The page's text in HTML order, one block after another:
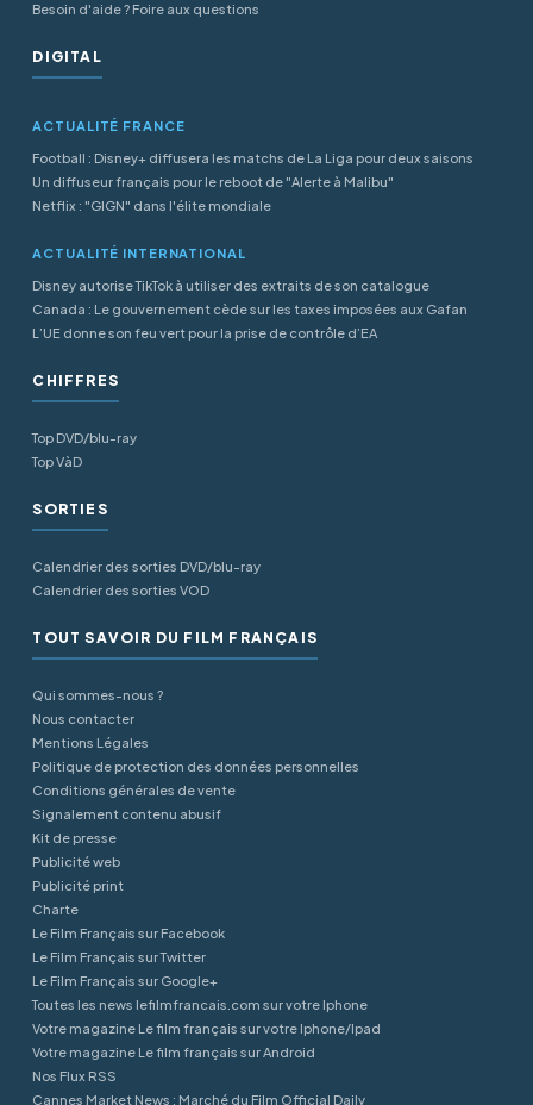
Besoin d'aide ? Foire aux questions
DIGITAL
ACTUALITÉ FRANCE
Football : Disney+ diffusera les matchs de La Liga pour deux saisons
Un diffuseur français pour le reboot de "Alerte à Malibu"
Netflix : "GIGN" dans l'élite mondiale
ACTUALITÉ INTERNATIONAL
Disney autorise TikTok à utiliser des extraits de son catalogue
Canada : Le gouvernement cède sur les taxes imposées aux Gafan
L’UE donne son feu vert pour la prise de contrôle d’EA
CHIFFRES
Top DVD/blu-ray
Top VàD
SORTIES
Calendrier des sorties DVD/blu-ray
Calendrier des sorties VOD
TOUT SAVOIR DU FILM FRANÇAIS
Qui sommes-nous ?
Nous contacter
Mentions Légales
Politique de protection des données personnelles
Conditions générales de vente
Signalement contenu abusif
Kit de presse
Publicité web
Publicité print
Charte
Le Film Français sur Facebook
Le Film Français sur Twitter
Le Film Français sur Google+
Toutes les news lefilmfrancais.com sur votre Iphone
Votre magazine Le film français sur votre Iphone/Ipad
Votre magazine Le film français sur Android
Nos Flux RSS
Cannes Market News : Marché du Film Official Daily